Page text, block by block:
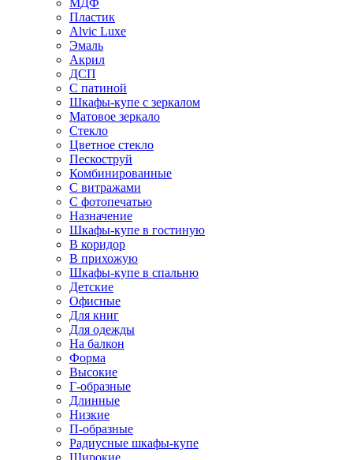
МДФ
Пластик
Alvic Luxe
Эмаль
Акрил
ДСП
С патиной
Шкафы-купе с зеркалом
Матовое зеркало
Стекло
Цветное стекло
Пескоструй
Комбинированные
С витражами
С фотопечатью
Назначение
Шкафы-купе в гостиную
В коридор
В прихожую
Шкафы-купе в спальню
Детские
Офисные
Для книг
Для одежды
На балкон
Форма
Высокие
Г-образные
Длинные
Низкие
П-образные
Радиусные шкафы-купе
Широкие